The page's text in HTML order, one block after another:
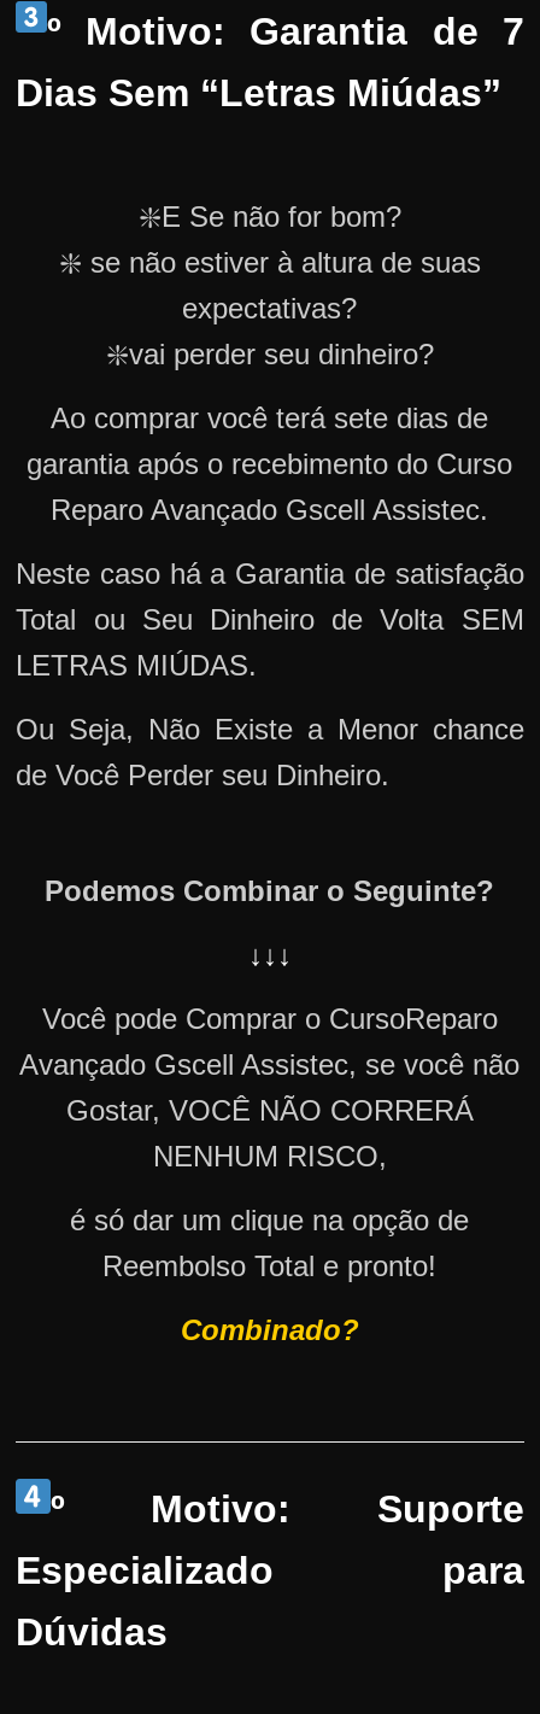
º Motivo: Garantia de 7
Dias Sem “Letras Miúdas”
❇️E Se não for bom?
❇️ se não estiver à altura de suas
expectativas?
❇️vai perder seu dinheiro?
Ao comprar você terá sete dias de
garantia após o recebimento do Curso
Reparo Avançado Gscell Assistec.
Neste caso há a Garantia de satisfação
Total ou Seu Dinheiro de Volta SEM
LETRAS MIÚDAS.
Ou Seja, Não Existe a Menor chance
de Você Perder seu Dinheiro.
Podemos Combinar o Seguinte?
↓↓↓
Você pode Comprar o CursoReparo
Avançado Gscell Assistec, se você não
Gostar, VOCÊ NÃO CORRERÁ
NENHUM RISCO,
é só dar um clique na opção de
Reembolso Total e pronto!
Combinado?
º Motivo: Suporte
Especializado para
Dúvidas